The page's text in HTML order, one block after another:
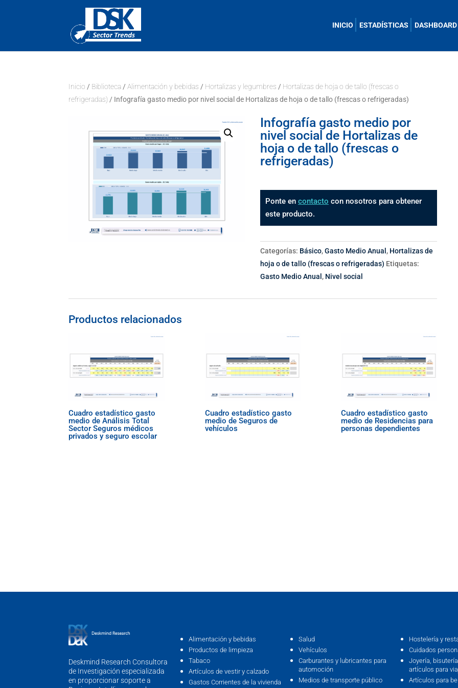
INICIO ESTADÍSTICAS DASHBOARD
Inicio / Biblioteca /Alimentación y bebidas / Hortalizas y legumbres / Hortalizas de hoja o de tallo (frescas o
refrigeradas) / Infografía gasto medio por nivel social de Hortalizas de hoja o de tallo (frescas o refrigeradas)
Infografía gasto medio por
nivel social de Hortalizas de
hoja o de tallo (frescas o
refrigeradas)
Ponte encontacto con nosotros para obtener
este producto.
Categorías: Básico,Gasto Medio Anual , Hortalizas de
hoja o de tallo (frescas o refrigeradas) Etiquetas:
Gasto Medio Anual , Nivel social
Productos relacionados
Cuadro estadístico gasto
medio de Análisis Total
Sector Seguros médicos
privados y seguro escolar
Cuadro estadístico gasto
medio de Seguros de
vehículos
Cuadro estadístico gasto
medio de Residencias para
personas dependientes
Deskmind Research Consultora
de Investigación especializada
en proporcionar soporte a
Alimentación y bebidas
Productos de limpieza
Tabaco
Artículos de vestir y calzado
Gastos Corrientes de la vivienda
Salud
Vehículos
Carburantes y lubricantes para
automoción
Medios de transporte público
Hostelería y
Cuidados
Joyería,
artículos para
Artículos para